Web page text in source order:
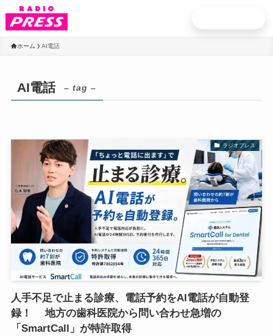
ホーム AI電話
AI電話 – tag –
ラジオプレス
人手不足で止まる診療、電話予約をAI電話が自動登
録！ 地方の歯科医院から問い合わせ急増の
「SmartCall」が特許取得